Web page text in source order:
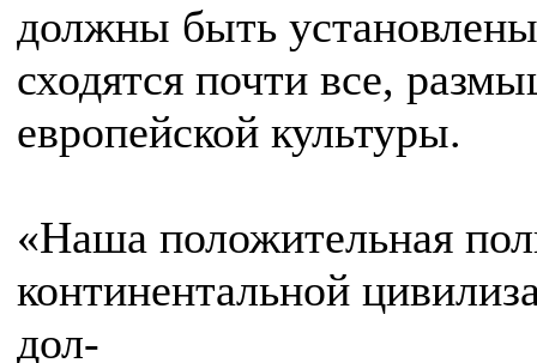
должны быть
сходятся почти все,
европейской культуры.
«Наша положительная
континентальной
дол-